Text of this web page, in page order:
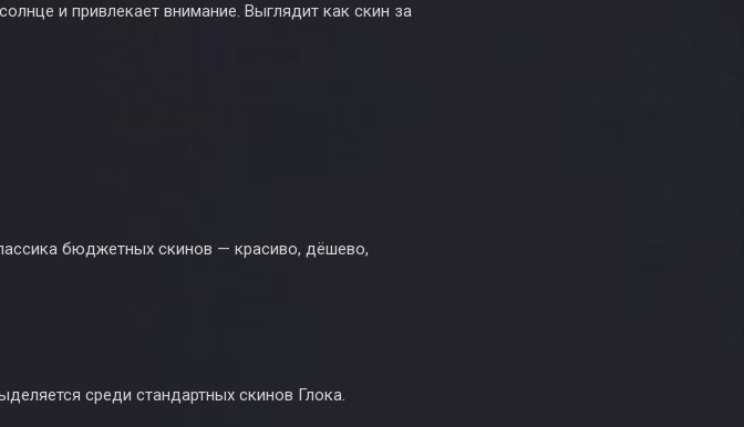
и привлекает внимание. Выглядит как скин за
бюджетных скинов — красиво, дёшево,
среди стандартных скинов Глока.